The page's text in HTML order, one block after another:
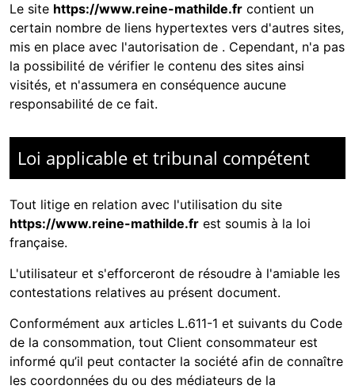
Le site https://www.reine-mathilde.fr contient un
certain nombre de liens hypertextes vers d'autres sites,
mis en place avec l'autorisation de . Cependant, n'a pas
la possibilité de vérifier le contenu des sites ainsi
visités, et n'assumera en conséquence aucune
responsabilité de ce fait.
Loi applicable et tribunal compétent
Tout litige en relation avec l'utilisation du site
https://www.reine-mathilde.fr est soumis à la loi
française.
L'utilisateur et s'efforceront de résoudre à l'amiable les
contestations relatives au présent document.
Conformément aux articles L.611-1 et suivants du Code
de la consommation, tout Client consommateur est
informé qu’il peut contacter la société afin de connaître
les coordonnées du ou des médiateurs de la